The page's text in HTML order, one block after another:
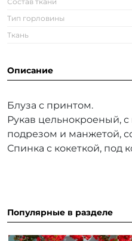
Тип горловины
Ткань
Описание
Блуза с принтом.
Рукав цельнокроеный,
подрезом и манжетой,
Спинка с кокеткой, под
Популярные в разделе